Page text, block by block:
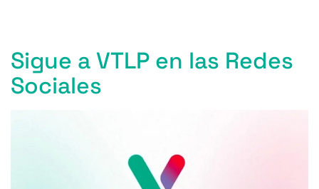
Sigue a VTLP en las Redes
Sociales